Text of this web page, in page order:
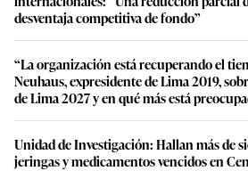
desventaja competitiva de fondo”
“La organización está recuperando el
Neuhaus, expresidente de Lima 2019,
de Lima 2027 y en qué más está
Unidad de Investigación: Hallan más de
jeringas y medicamentos vencidos en